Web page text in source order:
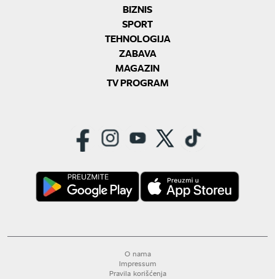
BIZNIS
SPORT
TEHNOLOGIJA
ZABAVA
MAGAZIN
TV PROGRAM
O nama
Impressum
Pravila korišćenja